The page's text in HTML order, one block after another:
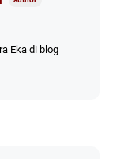
Eka di blog